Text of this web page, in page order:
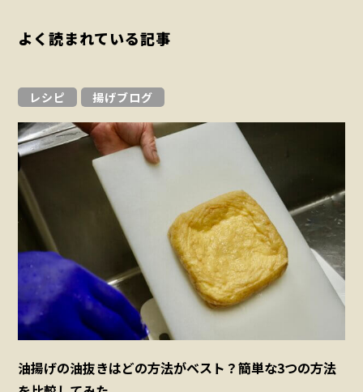
よく読まれている記事
レシピ 揚げブログ
油揚げの油抜きはどの方法がベスト？簡単な3つの方法